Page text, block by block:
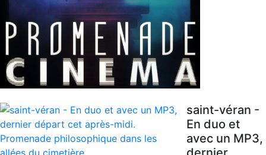
saint-véran -
En duo et
avec un MP3,